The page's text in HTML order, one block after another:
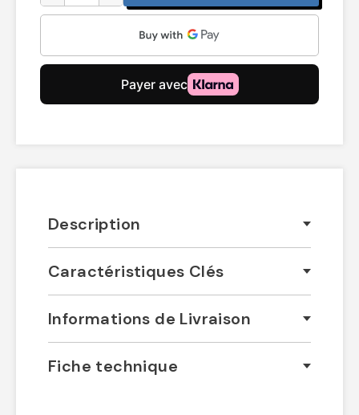
Description
Caractéristiques Clés
Informations de Livraison
Fiche technique